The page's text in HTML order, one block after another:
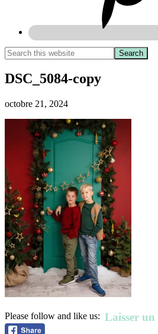
DSC_5084-copy
octobre 21, 2024
Please follow and like us: Laisser